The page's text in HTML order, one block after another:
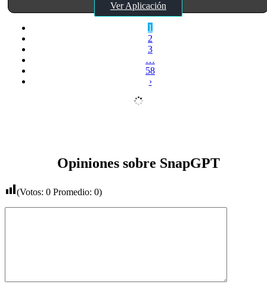
Ver Aplicación
1
2
3
…
58
›
Opiniones sobre SnapGPT
(Votos: 0 Promedio: 0)